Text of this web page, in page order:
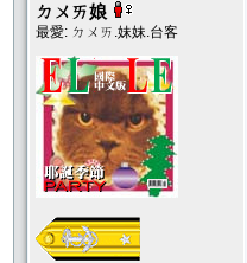
ㄉㄨㄞ娘
最愛: ㄉㄨㄞ.妹妹.台客